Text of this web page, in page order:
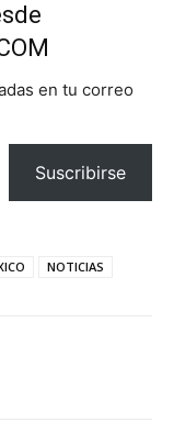
en tu correo
Suscribirse
NOTICIAS